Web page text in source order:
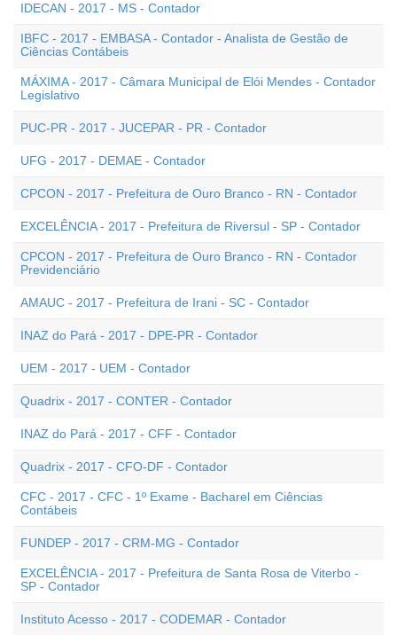
IDECAN - 2017 - MS - Contador
IBFC - 2017 - EMBASA - Contador - Analista de Gestão de
Ciências Contábeis
MÁXIMA - 2017 - Câmara Municipal de Elói Mendes - Contador
Legislativo
PUC-PR - 2017 - JUCEPAR - PR - Contador
UFG - 2017 - DEMAE - Contador
CPCON - 2017 - Prefeitura de Ouro Branco - RN - Contador
EXCELÊNCIA - 2017 - Prefeitura de Riversul - SP - Contador
CPCON - 2017 - Prefeitura de Ouro Branco - RN - Contador
Previdenciário
AMAUC - 2017 - Prefeitura de Irani - SC - Contador
INAZ do Pará - 2017 - DPE-PR - Contador
UEM - 2017 - UEM - Contador
Quadrix - 2017 - CONTER - Contador
INAZ do Pará - 2017 - CFF - Contador
Quadrix - 2017 - CFO-DF - Contador
CFC - 2017 - CFC - 1º Exame - Bacharel em Ciências
Contábeis
FUNDEP - 2017 - CRM-MG - Contador
EXCELÊNCIA - 2017 - Prefeitura de Santa Rosa de Viterbo -
SP - Contador
Instituto Acesso - 2017 - CODEMAR - Contador